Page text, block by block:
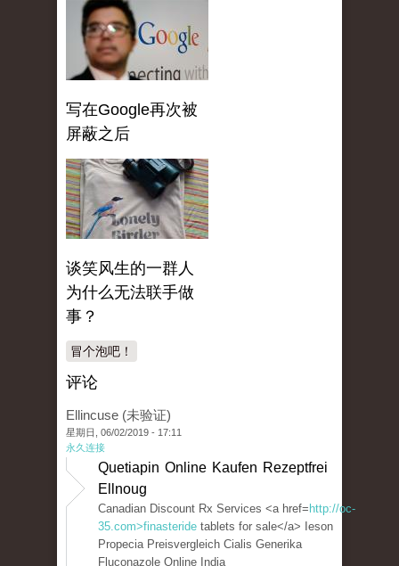
写在Google再次被
屏蔽之后
谈笑风生的一群人
为什么无法联手做
事？
冒个泡吧！
评论
Ellincuse (未验证)
星期日, 06/02/2019 - 17:11
永久连接
Quetiapin Online Kaufen Rezeptfrei
Ellnoug
Canadian Discount Rx Services <a href= http://oc-
35.com>finasteride tablets for sale</a> Ieson
Propecia Preisvergleich Cialis Generika
Fluconazole Online India